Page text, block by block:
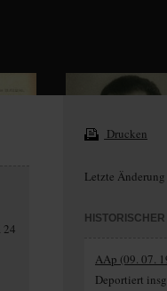
24
Drucken
Letzte
AAp (09. 07.
Deportiert